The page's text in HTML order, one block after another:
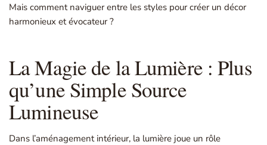
Mais comment naviguer entre les styles pour créer un décor
harmonieux et évocateur ?
La Magie de la Lumière : Plus
qu’une Simple Source
Lumineuse
Dans l’aménagement intérieur, la lumière joue un rôle